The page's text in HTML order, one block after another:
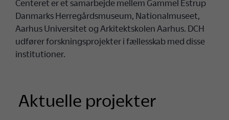
Centeret er et samarbejde mellem Gammel Estrup
Danmarks Herregårdsmuseum, Nationalmuseet,
Aarhus Universitet og Arkitektskolen Aarhus. DCH
udfører forskningsprojekter i fællesskab med disse
institutioner.
Aktuelle projekter